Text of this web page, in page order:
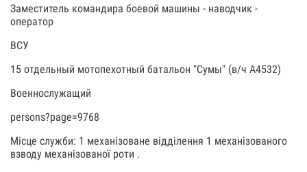
Заместитель командира боевой машины - наводчик -
оператор
ВСУ
15 отдельный мотопехотный батальон "Сумы" (в/ч А4532)
Военнослужащий
persons?page=9768
Місце служби: 1 механізоване відділення 1 механізованого
взводу механізованої роти .